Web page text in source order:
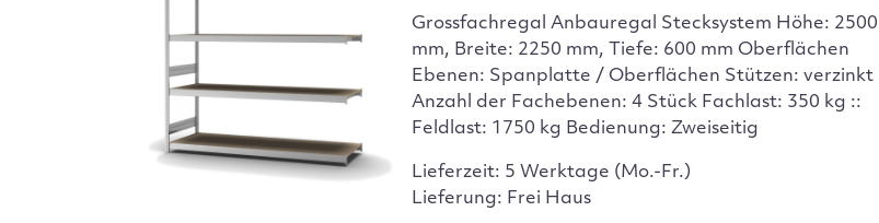
Grossfachregal Anbauregal Stecksystem Höhe: 2500
mm, Breite: 2250 mm, Tiefe: 600 mm Oberflächen
Ebenen: Spanplatte / Oberflächen Stützen: verzinkt
Anzahl der Fachebenen: 4 Stück Fachlast: 350 kg ::
Feldlast: 1750 kg Bedienung: Zweiseitig
Lieferzeit: 5 Werktage (Mo.-Fr.)
Lieferung: Frei Haus